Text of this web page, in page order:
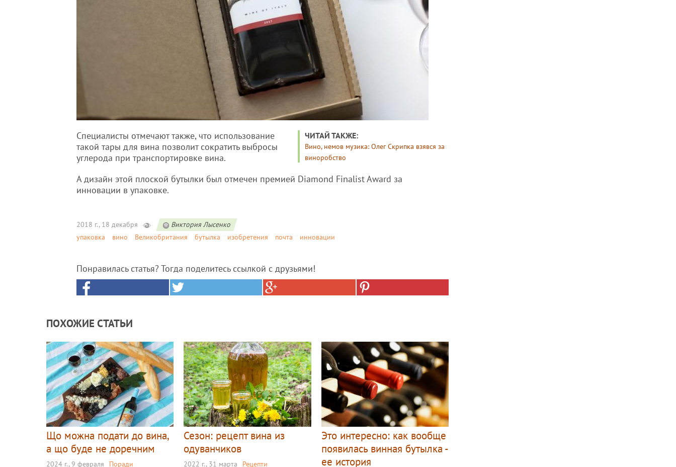
ЧИТАЙ ТАКЖЕ:
Вино, немов музика: Олег Скрипка взявся за
виноробство
Специалисты отмечают также, что использование
такой тары для вина позволит сократить выбросы
углерода при транспортировке вина.
А дизайн этой плоской бутылки был отмечен премией Diamond Finalist Award за
инновации в упаковке.
2018 г., 18 декабря
Виктория Лысенко
упаковка
вино Великобритания бутылка изобретения почта инновации
Понравилась статья? Тогда поделитесь ссылкой с друзьями!
ПОХОЖИЕ СТАТЬИ
Що можна подати до вина,
а що буде не доречним
2024 г., 9 февраля Поради
Сезон: рецепт вина из
одуванчиков
2022 г., 31 марта Рецепти
Это интересно: как вообще
появилась винная бутылка -
ее история